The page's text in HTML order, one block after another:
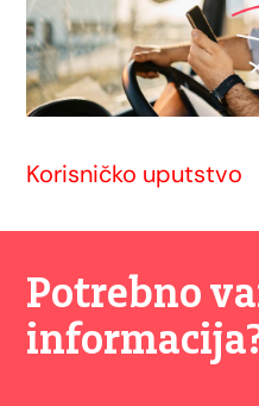
Korisničko uputstvo
Potrebno